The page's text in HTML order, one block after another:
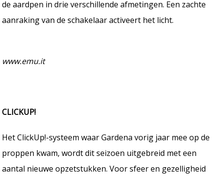
de aardpen in drie verschillende afmetingen. Een zachte
aanraking van de schakelaar activeert het licht.
www.emu.it
CLICKUP!
Het ClickUp!-systeem waar Gardena vorig jaar mee op de
proppen kwam, wordt dit seizoen uitgebreid met een
aantal nieuwe opzetstukken. Voor sfeer en gezelligheid